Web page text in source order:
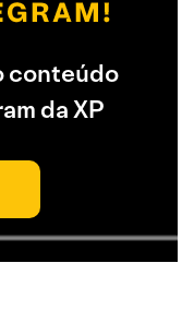
conteúdo
da XP